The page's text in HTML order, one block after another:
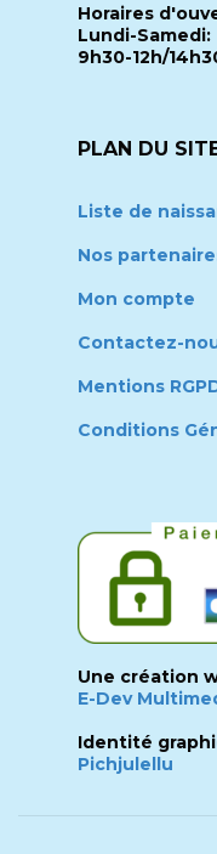
Horaires
Lundi-Samedi:
9h30-12h/
PLAN DU
Liste de
Nos
Mon compte
Contactez-
Mentions
Conditions
Une création
E-Dev
Identité
Pichjulellu